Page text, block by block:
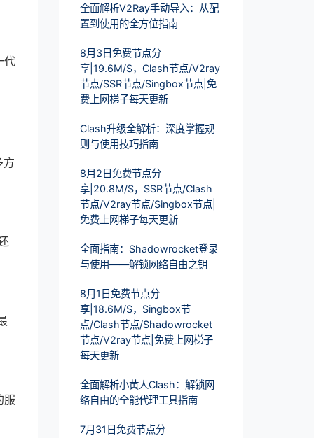
代
方
服
全面解析V2Ray手动导入：从配
置到使用的全方位指南
8月3日免费节点分
享|19.6M/S，Clash节点/V2ray
节点/SSR节点/Singbox节点|免
费上网梯子每天更新
Clash升级全解析：深度掌握规
则与使用技巧指南
8月2日免费节点分
享|20.8M/S，SSR节点/Clash
节点/V2ray节点/Singbox节点|
免费上网梯子每天更新
全面指南：Shadowrocket登录
与使用——解锁网络自由之钥
8月1日免费节点分
享|18.6M/S，Singbox节
点/Clash节点/Shadowrocket
节点/V2ray节点|免费上网梯子
每天更新
全面解析小黄人Clash：解锁网
络自由的全能代理工具指南
7月31日免费节点分